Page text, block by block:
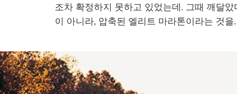
조차 확정하지 못하고 있었는데. 그때 깨달
이 아니라, 압축된 엘리트 마라톤이라는 것을.